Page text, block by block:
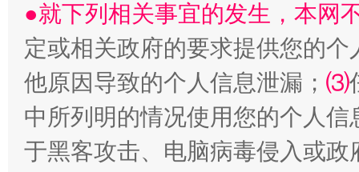
●就下列相关事宜的发生，本网
定或相关政府的要求提供您的个
他原因导致的个人信息泄漏； ⑶
中所列明的情况使用您的个人
于黑客攻击、电脑病毒侵入或